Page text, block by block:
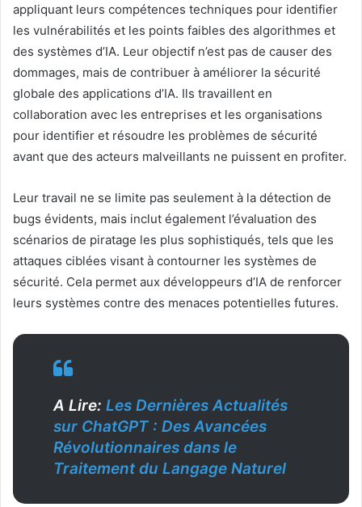
appliquant leurs compétences techniques pour identifier
les vulnérabilités et les points faibles des algorithmes et
des systèmes d’IA. Leur objectif n’est pas de causer des
dommages, mais de contribuer à améliorer la sécurité
globale des applications d’IA. Ils travaillent en
collaboration avec les entreprises et les organisations
pour identifier et résoudre les problèmes de sécurité
avant que des acteurs malveillants ne puissent en profiter.
Leur travail ne se limite pas seulement à la détection de
bugs évidents, mais inclut également l’évaluation des
scénarios de piratage les plus sophistiqués, tels que les
attaques ciblées visant à contourner les systèmes de
sécurité. Cela permet aux développeurs d’IA de renforcer
leurs systèmes contre des menaces potentielles futures.
A Lire: Les Dernières Actualités
sur ChatGPT : Des Avancées
Révolutionnaires dans le
Traitement du Langage Naturel